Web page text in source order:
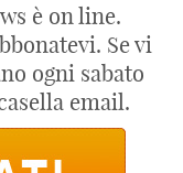
è on line.
Se vi
ogni sabato
email.